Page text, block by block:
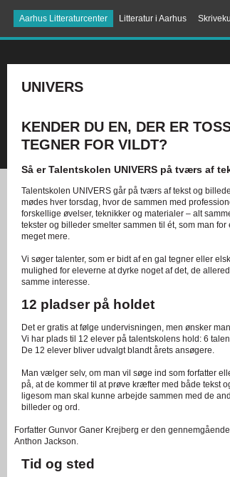
Litteratur i Aarhus
Aarhus Litteraturcenter
UNIVERS
KENDER DU EN, DER ER
TEGNER FOR VILDT?
Så er Talentskolen UNIVERS på tværs af
Talentskolen UNIVERS går på tværs af tekst og
mødes hver torsdag, hvor de sammen med
forskellige øvelser, teknikker og materialer – alt
tekster og billeder smelter sammen til ét, som man
meget mere.
Vi søger talenter, som er bidt af en gal tegner eller
mulighed for eleverne at dyrke noget af det, de
samme interesse.
12 pladser på holdet
Det er gratis at følge undervisningen, men ønsker
Vi har plads til 12 elever på talentskolens hold: 6
De 12 elever bliver udvalgt blandt årets ansøgere.
Man vælger selv, om man vil søge ind som forfatter
på, at de kommer til at prøve kræfter med både tekst
ligesom man skal kunne arbejde sammen med de
billeder og ord.
Forfatter Gunvor Ganer Krejberg er den
Anthon Jackson.
Tid og sted